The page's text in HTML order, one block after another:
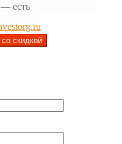
— есть
со скидкой